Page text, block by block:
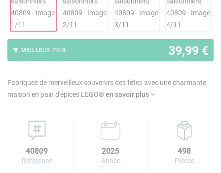
39,99 €
MEILLEUR PRIX
Fabriquez de merveilleux souvenirs des fêtes avec une charmante
maison en pain d'épices LEGO®en savoir plus
40809
Référence
2025
Année
498
Pièces